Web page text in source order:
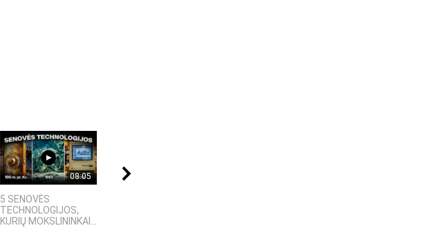
08:05
5 SENOVĖS
TECHNOLOGIJOS,
KURIŲ MOKSLININKAI...